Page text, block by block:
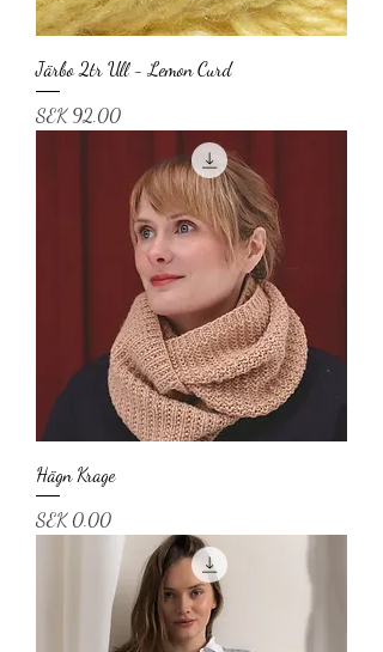
Järbo 2tr Ull - Lemon Curd
Price
SEK 92.00
Hägn Krage
Price
SEK 0.00